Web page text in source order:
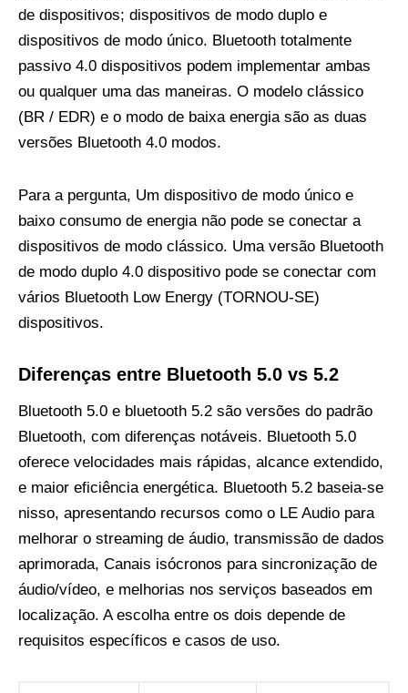
de dispositivos; dispositivos de modo duplo e
dispositivos de modo único. Bluetooth totalmente
passivo 4.0 dispositivos podem implementar ambas
ou qualquer uma das maneiras. O modelo clássico
(BR / EDR) e o modo de baixa energia são as duas
versões Bluetooth 4.0 modos.
Para a pergunta, Um dispositivo de modo único e
baixo consumo de energia não pode se conectar a
dispositivos de modo clássico. Uma versão Bluetooth
de modo duplo 4.0 dispositivo pode se conectar com
vários Bluetooth Low Energy (TORNOU-SE)
dispositivos.
Diferenças entre Bluetooth 5.0 vs 5.2
Bluetooth 5.0 e bluetooth 5.2 são versões do padrão
Bluetooth, com diferenças notáveis. Bluetooth 5.0
oferece velocidades mais rápidas, alcance extendido,
e maior eficiência energética. Bluetooth 5.2 baseia-se
nisso, apresentando recursos como o LE Audio para
melhorar o streaming de áudio, transmissão de dados
aprimorada, Canais isócronos para sincronização de
áudio/vídeo, e melhorias nos serviços baseados em
localização. A escolha entre os dois depende de
requisitos específicos e casos de uso.